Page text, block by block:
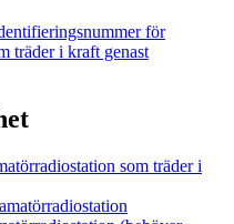
för
träder i kraft genast
som träder i